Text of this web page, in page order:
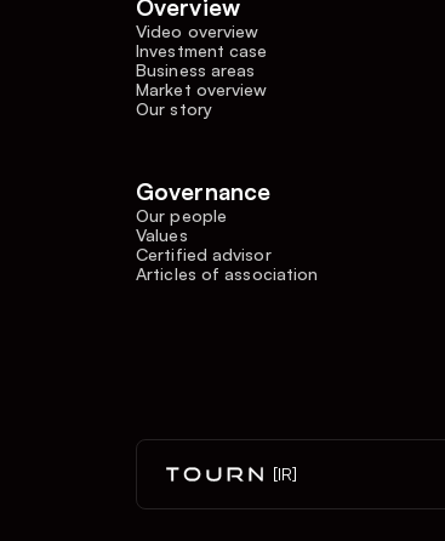
Overview
Video overview
Investment case
Business areas
Market overview
Our story
Governance
Our people
Values
Certified advisor
Articles of association
[IR]